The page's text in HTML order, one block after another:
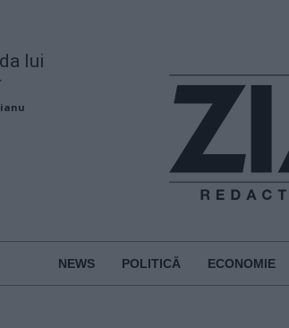
lui
NEWS POLITICĂ ECONOMIE